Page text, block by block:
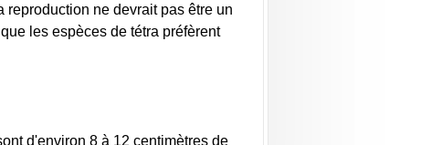
ne devrait pas être un
les espèces de tétra préfèrent
d'environ 8 à 12 centimètres de